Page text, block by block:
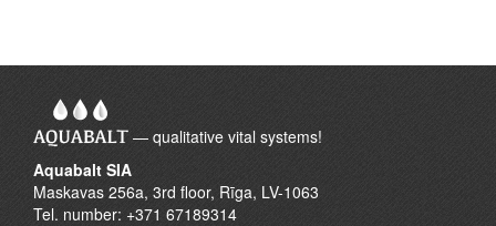
— qualitative vital systems!
Aquabalt SIA
Maskavas 256a, 3rd floor, Rīga, LV-1063
Tel. number: +371 67189314